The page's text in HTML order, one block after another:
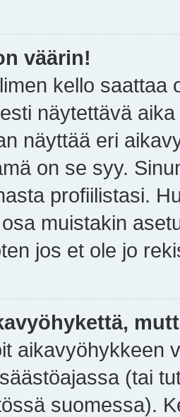
väärin!
kello saattaa
näytettävä
näyttää eri
on se syy.
profiilistasi.
muistakin
jos et ole jo
aikavyöhykkeen
(tai
suomessa).